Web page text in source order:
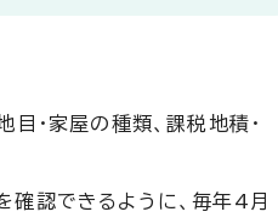
・家屋の種類、課税地積・
確認できるように、毎年4月